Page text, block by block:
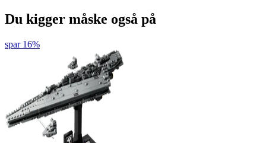
Du kigger måske også på
spar 16%